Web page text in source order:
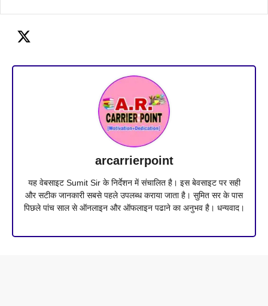
arcarrierpoint
यह वेबसाइट Sumit Sir के निर्देशन में संचालित है। इस बेवसाइट पर सही
और सटीक जानकारी सबसे पहले उपलब्ध कराया जाता है। सुमित सर के पास
पिछले पांच साल से ऑनलाइन और ऑफलाइन पढाने का अनुभव है। धन्यवाद।